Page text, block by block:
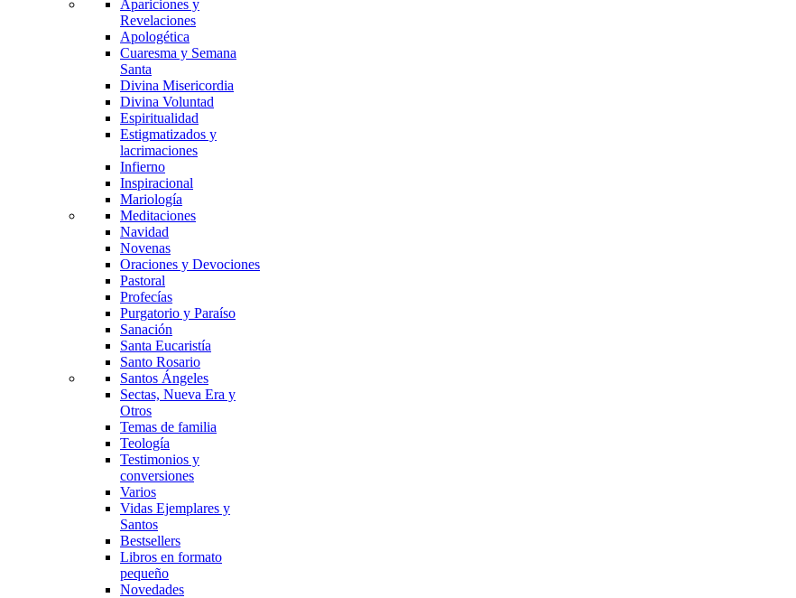
Apariciones y
Revelaciones
Apologética
Cuaresma y Semana
Santa
Divina Misericordia
Divina Voluntad
Espiritualidad
Estigmatizados y
lacrimaciones
Infierno
Inspiracional
Mariología
Meditaciones
Navidad
Novenas
Oraciones y Devociones
Pastoral
Profecías
Purgatorio y Paraíso
Sanación
Santa Eucaristía
Santo Rosario
Santos Ángeles
Sectas, Nueva Era y
Otros
Temas de familia
Teología
Testimonios y
conversiones
Varios
Vidas Ejemplares y
Santos
Bestsellers
Libros en formato
pequeño
Novedades